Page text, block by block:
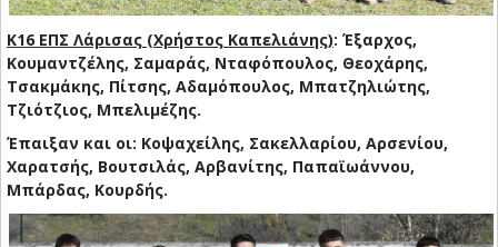
Κ16 ΕΠΣ Λάρισας (Χρήστος Καπελιάνης): Έξαρχος,
Κουμαντζέλης, Σαμαράς, Νταφόπουλος, Θεοχάρης,
Τσακμάκης, Πίτσης, Αδαμόπουλος, Μπατζηλιώτης,
Τζιότζιος, Μπελιμέζης.
Έπαιξαν και οι: Κοψαχείλης, Σακελλαρίου, Αρσενίου,
Χαρατσής, Βουτσιλάς, Αρβανίτης, Παπαϊωάννου,
Μπάρδας, Κουρδής.